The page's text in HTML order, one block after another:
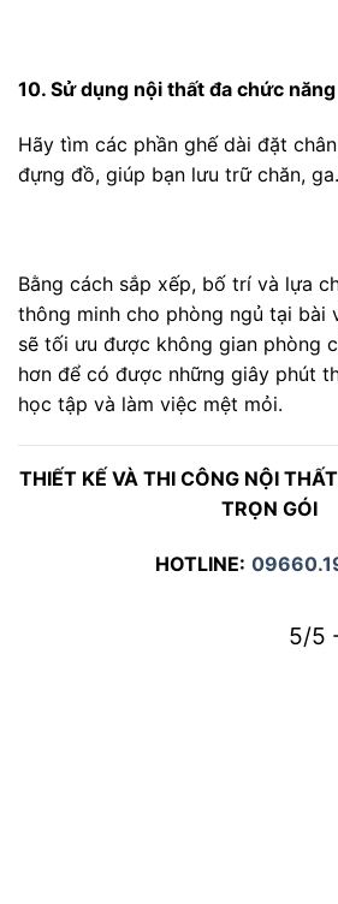
10. Sử dụng nội thất đa chức năng
Hãy tìm các phần ghế dài đặt
đựng đồ, giúp bạn lưu trữ chăn,
Bằng cách sắp xếp, bố trí và lựa
thông minh cho phòng ngủ tại bài
sẽ tối ưu được không gian phòng
hơn để có được những giây phút
học tập và làm việc mệt mỏi.
THIẾT KẾ VÀ THI CÔNG NỘI
TRỌN GÓI
HOTLINE:
5/5